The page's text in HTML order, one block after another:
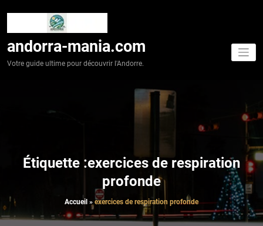
andorra-mania.com
Votre guide ultime pour découvrir l'Andorre.
Étiquette :exercices de respiration
profonde
Accueil » exercices de respiration profonde